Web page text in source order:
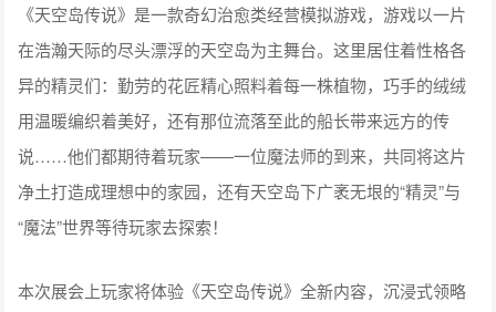
《天空岛传说》是一款奇幻治愈类经营模拟游戏，游戏以一片
在浩瀚天际的尽头漂浮的天空岛为主舞台。这里居住着性格各
异的精灵们：勤劳的花匠精心照料着每一株植物，巧手的绒绒
用温暖编织着美好，还有那位流落至此的船长带来远方的传
说……他们都期待着玩家——一位魔法师的到来，共同将这片
净土打造成理想中的家园，还有天空岛下广袤无垠的“精灵”与
“魔法”世界等待玩家去探索！
本次展会上玩家将体验《天空岛传说》全新内容，沉浸式领略